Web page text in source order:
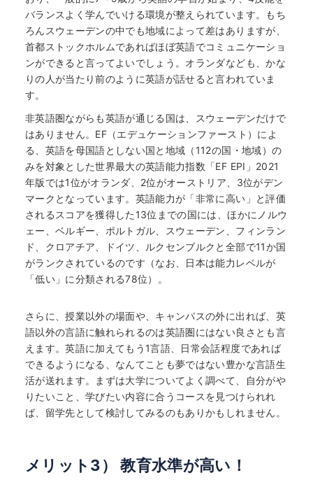
バランスよく学んでいける環境が整えられています。もち
ろんスウェーデンの中でも地域によって差はありますが、
首都ストックホルムであればほぼ英語でコミュニケーショ
ンができると言ってよいでしょう。オランダなども、かな
りの人が当たり前のように英語が話せると言われていま
す。
非英語圏ながらも英語が通じる国は、スウェーデンだけで
はありません。EF（エデュケーションファースト）によ
る、英語を母国語としない国と地域（112の国・地域）の
みを対象とした世界最大の英語能力指数「EF EPI」2021
年版では1位がオランダ、2位がオーストリア、3位がデン
マークとなっています。英語能力が「非常に高い」と評価
されるスコアを獲得した13位までの国には、ほかにノルウ
ェー、ベルギー、ポルトガル、スウェーデン、フィンラン
ド、クロアチア、ドイツ、ルクセンブルクと全部で11か国
がランクされているのです（なお、日本は能力レベルが
「低い」に分類される78位）。
さらに、授業以外の場面や、キャンパスの外に出れば、英
語以外の言語に触れられるのは英語圏にはない良さとも言
えます。英語に加えてもう1言語、日常会話程度であれば
できるようになる、なんてことも夢ではない豊かな言語生
活が送れます。まずは大学についてよく調べて、自分がや
りたいこと、学びたい内容に合うコースを見つけられれ
ば、留学先として検討してみるのもありかもしれません。
メリット3） 教育水準が高い！